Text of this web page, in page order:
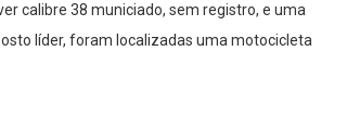
calibre 38 municiado, sem registro, e uma
líder, foram localizadas uma motocicleta